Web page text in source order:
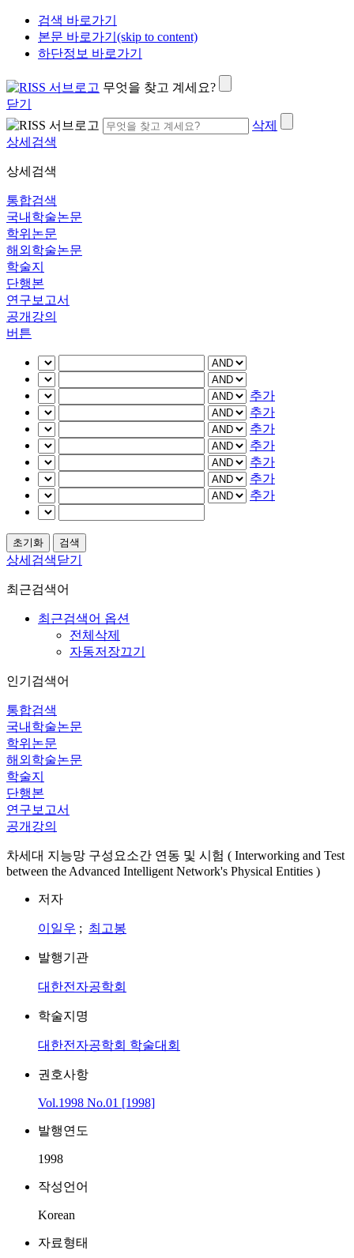
검색 바로가기
본문 바로가기(skip to content)
하단정보 바로가기
무엇을 찾고 계세요?
닫기
삭제
상세검색
상세검색
통합검색
국내학술논문
학위논문
해외학술논문
학술지
단행본
연구보고서
공개강의
버튼
추가
추가
추가
추가
추가
추가
추가
상세검색닫기
최근검색어
최근검색어 옵션
전체삭제
자동저장끄기
인기검색어
통합검색
국내학술논문
학위논문
해외학술논문
학술지
단행본
연구보고서
공개강의
차세대 지능망 구성요소간 연동 및 시험 ( Interworking and Test
between the Advanced Intelligent Network's Physical Entities )
저자
이일우 ; 최고봉
발행기관
대한전자공학회
학술지명
대한전자공학회 학술대회
권호사항
Vol.1998 No.01 [1998]
발행연도
1998
작성언어
Korean
자료형태